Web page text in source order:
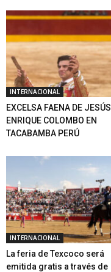
INTERNACIONAL
EXCELSA FAENA DE JESÚS
ENRIQUE COLOMBO EN
TACABAMBA PERÚ
INTERNACIONAL
La feria de Texcoco será
emitida gratis a través de